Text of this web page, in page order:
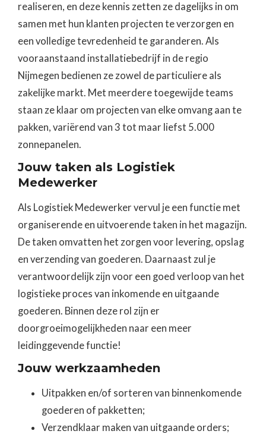
realiseren, en deze kennis zetten ze dagelijks in om
samen met hun klanten projecten te verzorgen en
een volledige tevredenheid te garanderen. Als
vooraanstaand installatiebedrijf in de regio
Nijmegen bedienen ze zowel de particuliere als
zakelijke markt. Met meerdere toegewijde teams
staan ze klaar om projecten van elke omvang aan te
pakken, variërend van 3 tot maar liefst 5.000
zonnepanelen.
Jouw taken als Logistiek
Medewerker
Als Logistiek Medewerker vervul je een functie met
organiserende en uitvoerende taken in het magazijn.
De taken omvatten het zorgen voor levering, opslag
en verzending van goederen. Daarnaast zul je
verantwoordelijk zijn voor een goed verloop van het
logistieke proces van inkomende en uitgaande
goederen. Binnen deze rol zijn er
doorgroeimogelijkheden naar een meer
leidinggevende functie!
Jouw werkzaamheden
Uitpakken en/of sorteren van binnenkomende
goederen of pakketten;
Verzendklaar maken van uitgaande orders;